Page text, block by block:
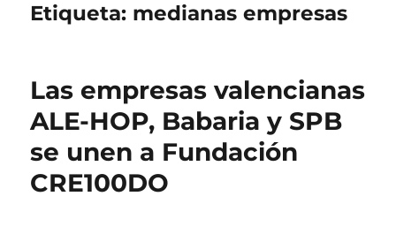
Etiqueta: medianas empresas
Las empresas valencianas
ALE-HOP, Babaria y SPB
se unen a Fundación
CRE100DO